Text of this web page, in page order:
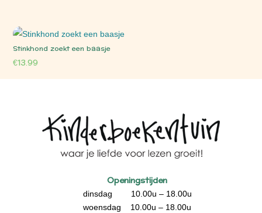
Stinkhond zoekt een baasje
€13.99
Openingstijden
dinsdag 10.00u – 18.00u
woensdag 10.00u – 18.00u